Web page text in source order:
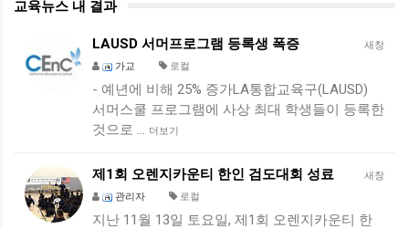
교육뉴스 내 결과
새창
LAUSD 서머프로그램 등록생 폭증
가교 로컬
- 예년에 비해 25% 증가LA통합교육구(LAUSD)
서머스쿨 프로그램에 사상 최대 학생들이 등록한
것으로 … 더보기
새창
제1회 오렌지카운티 한인 검도대회 성료
관리자 로컬
지난 11월 13일 토요일, 제1회 오렌지카운티 한